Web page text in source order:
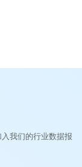
我们的行业数据报